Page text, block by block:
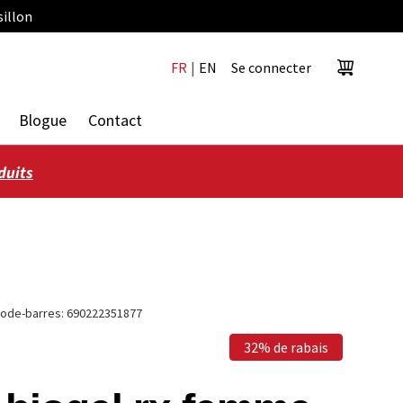
FR | EN Se connecter
Panier
Blogue Contact
barres: 690222351877
32% de rabais